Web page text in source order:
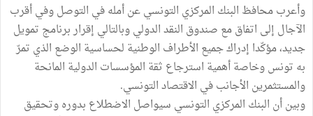
وأعرب محافظ البنك المركزي التونسي عن أمله في التوصل وفي أقرب
الآجال إلى اتفاق مع صندوق النقد الدولي وبالتالي إقرار برنامج تمويل
جديد، مؤكّدا إدراك جميع الأطراف الوطنية لحساسية الوضع الذي تمرّ
به تونس وخاصة أهمية استرجاع ثقة المؤسسات الدولية المانحة
والمستثمرين الأجانب في الاقتصاد التونسي.
وبين أن البنك المركزي التونسي سيواصل الاضطلاع بدوره وتحقيق